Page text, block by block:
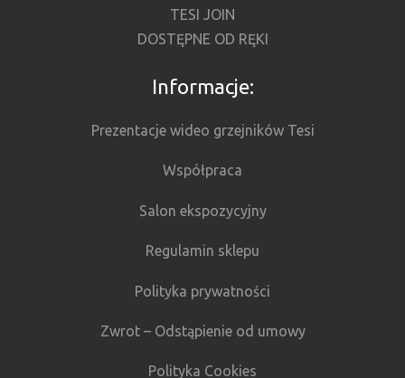
TESI JOIN
DOSTĘPNE OD RĘKI
Informacje:
Prezentacje wideo grzejników Tesi
Współpraca
Salon ekspozycyjny
Regulamin sklepu
Polityka prywatności
Zwrot – Odstąpienie od umowy
Polityka Cookies